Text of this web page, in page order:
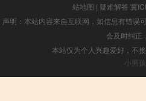
站地图 | 疑难解答 冀
声明：本站内容来自互联网，如信息有错误
会及时纠正
本站仅为个人兴趣爱好，不
小男孩